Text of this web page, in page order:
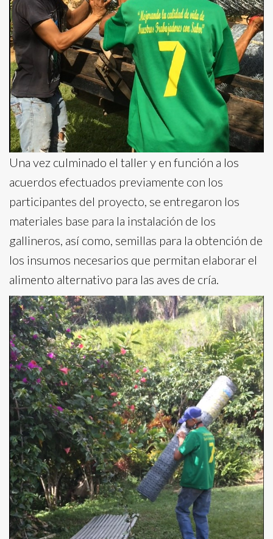
Una vez culminado el taller y en función a los
acuerdos efectuados previamente con los
participantes del proyecto, se entregaron los
materiales base para la instalación de los
gallineros, así como, semillas para la obtención de
los insumos necesarios que permitan elaborar el
alimento alternativo para las aves de cría.